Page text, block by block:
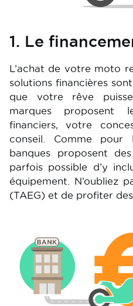
1. Le
L’achat de votre moto
solutions financières
que votre rêve
marques proposent
financiers, votre
conseil. Comme pour
banques proposent
parfois possible d’y
équipement. N’oubliez
(TAEG) et de profiter